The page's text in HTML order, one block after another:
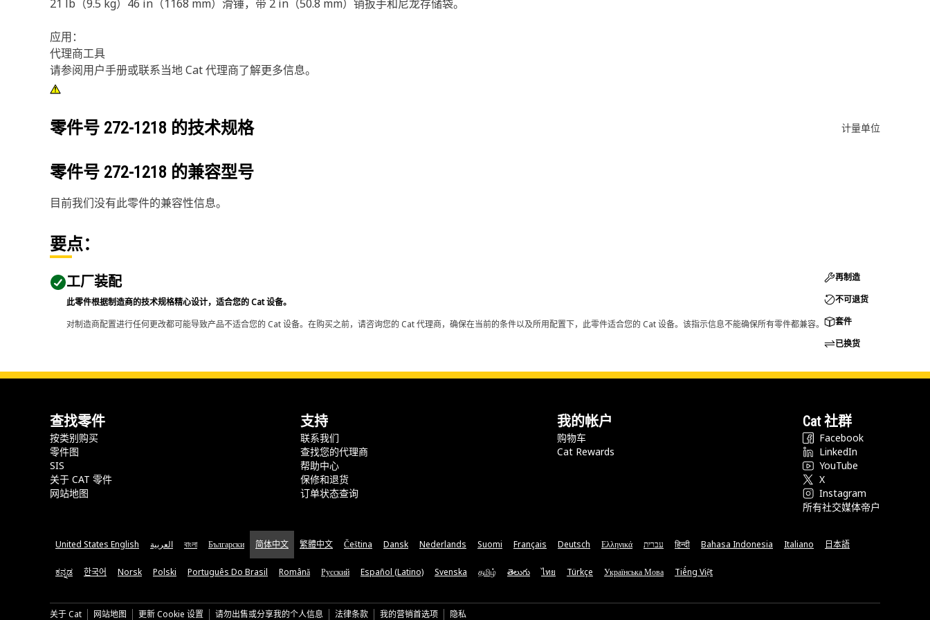
21 lb（9.5 kg）46 in（1168 mm）滑锤，带 2 in（50.8 mm）销扳手和尼龙存储袋。
应用：
代理商工具
请参阅用户手册或联系当地 Cat 代理商了解更多信息。
零件号 272-1218 的技术规格 计量单位
零件号 272-1218 的兼容型号
目前我们没有此零件的兼容性信息。
要点：
工厂装配
此零件根据制造商的技术规格精心设计，适合您的 Cat 设备。
对制造商配置进行任何更改都可能导致产品不适合您的 Cat 设备。在购买之前，请咨询您的 Cat 代理商，确保在当前的条件以及所用配置下，此零件适合您的 Cat 设备。该指示信息不能确保所有零件都兼容。
再制造
不可退货
套件
已换货
查找零件
按类别购买
零件图
SIS
关于 CAT 零件
网站地图
支持
联系我们
查找您的代理商
帮助中心
保修和退货
订单状态查询
我的帐户
购物车
Cat Rewards
Cat 社群
Facebook
LinkedIn
YouTube
X
Instagram
所有社交媒体帝户
United States English العربية বাংলা Български 简体中文 繁體中文 Čeština Dansk Nederlands Suomi Français Deutsch Ελληνικά עברית हिन्दी Bahasa Indonesia Italiano 日本語
ಕನ್ನಡ 한국어 Norsk Polski Português Do Brasil Română Русский Español (Latino) Svenska தமிழ் తెలుగు ไทย Türkçe Українська Мова Tiếng Việt
关于 Cat 网站地图 更新 Cookie 设置 请勿出售或分享我的个人信息 法律条款 我的营销首选项 隐私